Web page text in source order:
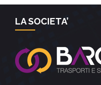
LA SOCIETA’